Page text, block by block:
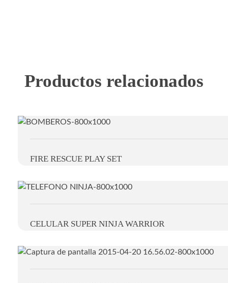
Productos relacionados
FIRE RESCUE PLAY SET
CELULAR SUPER NINJA WARRIOR